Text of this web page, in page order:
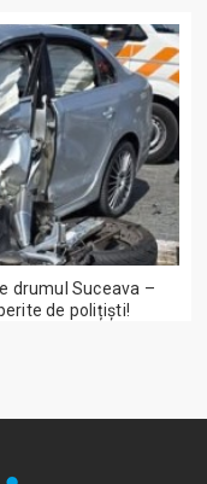
drumul Suceava –
de polițiști!